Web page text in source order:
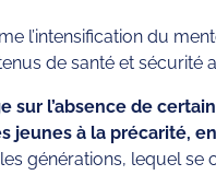
l’intensification du
de santé et sécurité
sur l’absence de
jeunes à la précarité,
générations, lequel